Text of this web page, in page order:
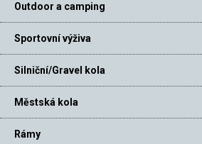
Outdoor a camping
Sportovní výživa
Silniční/Gravel kola
Městská kola
Rámy